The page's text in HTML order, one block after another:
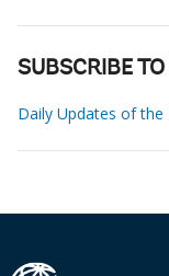
SUBSCRIBE
Daily Updates of